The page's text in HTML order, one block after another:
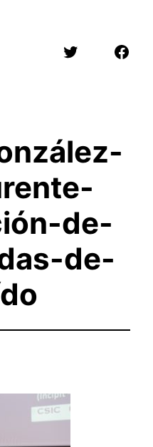
Twitter
de-
de-